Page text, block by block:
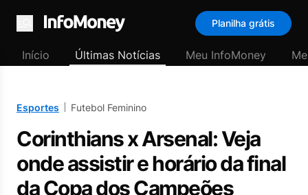
Menu
Planilha grátis
Início Últimas Notícias Meu InfoMoney
Esportes Futebol Feminino
Corinthians x Arsenal: Veja
onde assistir e horário da final
da Copa dos Campeões